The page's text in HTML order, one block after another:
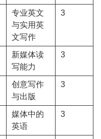
专业英文
与实用英
文写作
3
新媒体读
写能力
3
创意写作
与出版
3
媒体中的
英语
3